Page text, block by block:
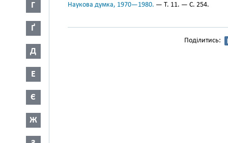
Г
Ґ
Д
Е
Є
Ж
Наукова думка, 1970—1980. — Т. 11. — С. 254.
Поділитись: